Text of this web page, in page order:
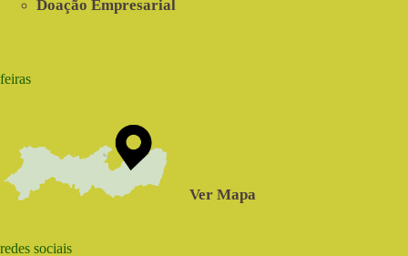
Doação Empresarial
feiras
Ver Mapa
redes sociais